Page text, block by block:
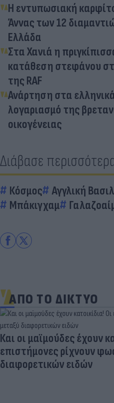
Η εντυπωσιακή
Άννας των 12
Ελλάδα
Στα Χανιά η
κατάθεση στεφάνου
της RAF
Ανάρτηση στα
λογαριασμό της
οικογένειας
Διάβασε
Κόσμος
Αγγλική
Μπάκιγχαμ
ΑΠΟ ΤΟ ΔΙΚΤΥΟ
Και οι μαϊμούδες έχουν
επιστήμονες ρίχνουν
διαφορετικών ειδών